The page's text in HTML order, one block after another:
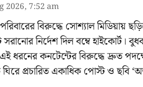
2026, 7:52 am
বিরুদ্ধে সোশ্যাল মিডিয়ায়
সরানোর নির্দেশ দিল বম্বে
এই ধরনের কনটেন্টের বিরুদ্ধে দ্রুত
প্রচারিত একাধিক পোস্ট ও ছবি